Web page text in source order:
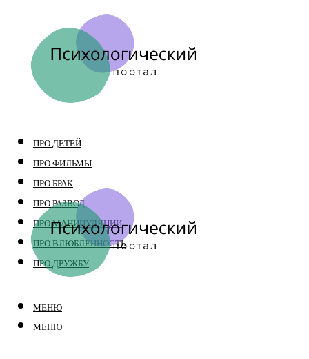
ПРО ДЕТЕЙ
ПРО ФИЛЬМЫ
ПРО БРАК
ПРО РАЗВОД
ПРО МАНИПУЛЯЦИИ
ПРО ВЛЮБЛЕННОСТЬ
ПРО ДРУЖБУ
МЕНЮ
МЕНЮ